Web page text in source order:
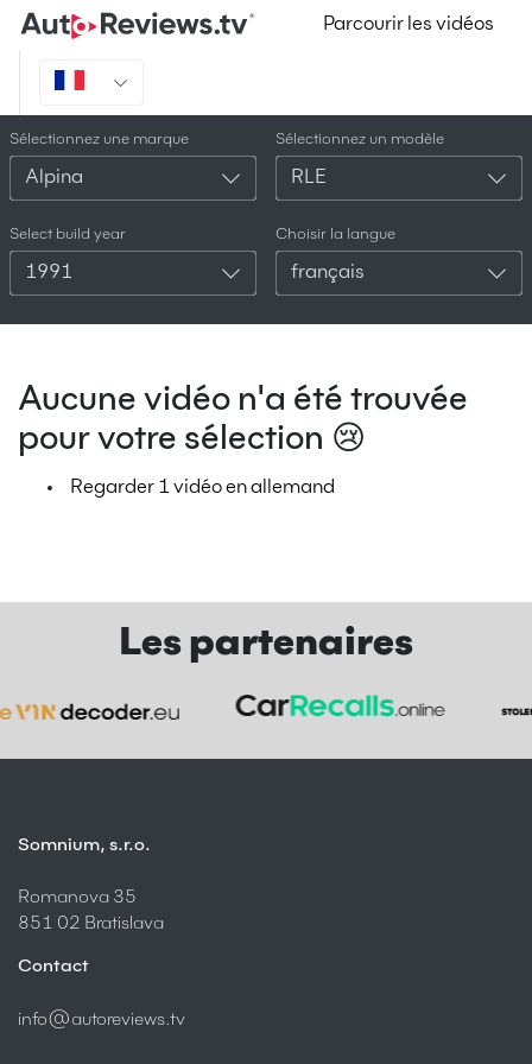
Parcourir les vidéos
Sélectionnez une marque
Alpina
Sélectionnez un modèle
RLE
Select build year
1991
Choisir la langue
français
Aucune vidéo n'a été trouvée
pour votre sélection 😢
Regarder 1 vidéo en allemand
Les partenaires
Somnium, s.r.o.
Romanova 35
851 02 Bratislava
Contact
info@autoreviews.tv